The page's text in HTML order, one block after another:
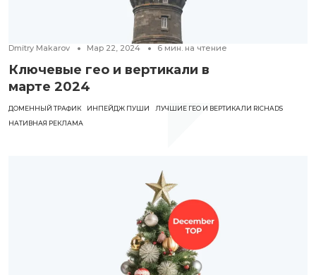
Dmitry Makarov Мар 22, 2024 6 мин. на чтение
Ключевые гео и вертикали в
марте 2024
ДОМЕННЫЙ ТРАФИК ИНПЕЙДЖ ПУШИ
ЛУЧШИЕ ГЕО И ВЕРТИКАЛИ RICHADS
НАТИВНАЯ РЕКЛАМА